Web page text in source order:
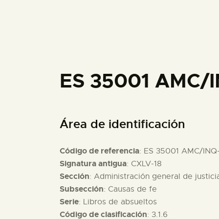
ES 35001 AMC/
Área de identificación
Código de referencia: ES 35001 AMC/
Signatura antigua: CXLV-18
Sección: Administración general de
Subsección: Causas de fe
Serie: Libros de absueltos
Código de clasificación: 3.1.6